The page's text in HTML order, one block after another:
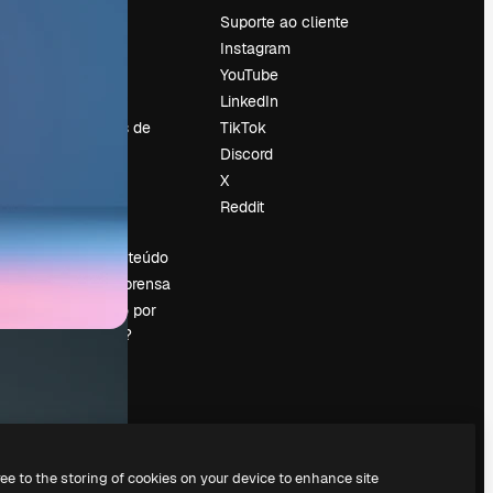
Tendências de
Slidesgo
Vender conteúdo
Sala de imprensa
Procurando por
magnific.ai?
Suporte ao cliente
Instagram
YouTube
LinkedIn
TikTok
Discord
X
Reddit
to the storing of cookies on your device to enhance site